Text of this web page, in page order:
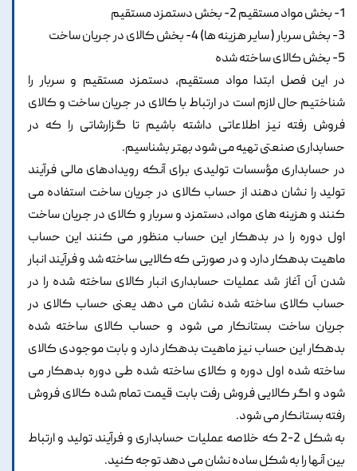
1- بخش مواد مستقیم 2- بخش دستمزد مستقیم
3- بخش سربار ( سایر هزینه ها) 4- بخش کالای در جریان ساخت
5- بخش کالای ساخته شده
در این فصل ابتدا مواد مستقیم، دستمزد مستقیم و سربار را
شناختیم حال لازم است در ارتباط با کالای در جریان ساخت و کالای
فروش رفته نیز اطلاعاتی داشته باشیم تا گزارشاتی را که در
حسابداری صنعتی تهیه می شود بهتر بشناسیم.
در حسابداری مؤسسات تولیدی برای آنکه رویدادهای مالی فرآیند
تولید را نشان دهند از حساب کالای در جریان ساخت استفاده می
کنند و هزینه های مواد، دستمزد و سربار و کالای در جریان ساخت
اول دوره را در بدهکار این حساب منظور می کنند این حساب
ماهیت بدهکار دارد و در صورتی که کالایی ساخته شد و فرآیند انبار
شدن آن آغاز شد عملیات حسابداری انبار کالای ساخته شده را در
حساب کالای ساخته شده نشان می دهد یعنی حساب کالای در
جریان ساخت بستانکار می شود و حساب کالای ساخته شده
بدهکار این حساب نیز ماهیت بدهکار دارد و بابت موجودی کالای
ساخته شده اول دوره و کالای ساخته شده طی دوره بدهکار می
شود و اگر کالایی فروش رفت بابت قیمت تمام شده کالای فروش
رفته بستانکار می شود.
به شکل 2-2 که خلاصه عملیات حسابداری و فرآیند تولید و ارتباط
بین آنها را به شکل ساده نشان می دهد توجه کنید.